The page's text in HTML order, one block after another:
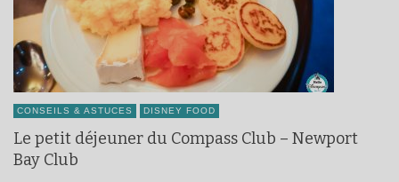
CONSEILS & ASTUCES DISNEY FOOD
Le petit déjeuner du Compass Club – Newport
Bay Club